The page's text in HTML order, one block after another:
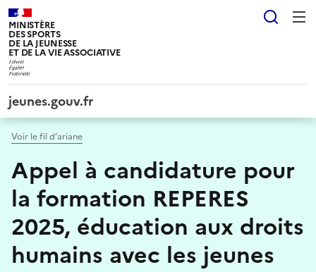
MINISTÈRE
DES SPORTS
DE LA JEUNESSE
ET DE LA VIE ASSOCIATIVE
jeunes.gouv.fr
Voir le fil d’ariane
Appel à candidature pour
la formation REPERES
2025, éducation aux droits
humains avec les jeunes
Panneau de gestion des cookies tarteaucitron